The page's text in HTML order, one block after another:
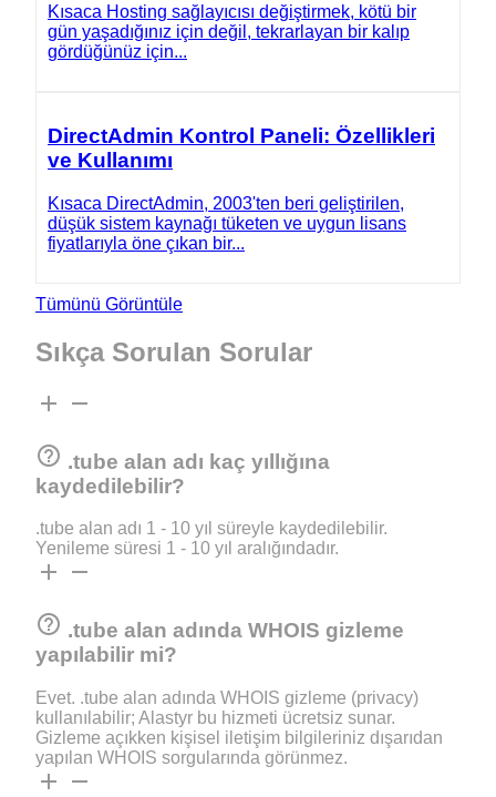
Kısaca Hosting sağlayıcısı değiştirmek, kötü bir
gün yaşadığınız için değil, tekrarlayan bir kalıp
gördüğünüz için...
DirectAdmin Kontrol Paneli: Özellikleri
ve Kullanımı
Kısaca DirectAdmin, 2003'ten beri geliştirilen,
düşük sistem kaynağı tüketen ve uygun lisans
fiyatlarıyla öne çıkan bir...
Tümünü Görüntüle
SıkçaSorulan Sorular
add remove
help_outline .tube alan adı kaç yıllığına
kaydedilebilir?
.tube alan adı 1 - 10 yıl süreyle kaydedilebilir.
Yenileme süresi 1 - 10 yıl aralığındadır.
add remove
help_outline .tube alan adında WHOIS gizleme
yapılabilir mi?
Evet. .tube alan adında WHOIS gizleme (privacy)
kullanılabilir; Alastyr bu hizmeti ücretsiz sunar.
Gizleme açıkken kişisel iletişim bilgileriniz dışarıdan
yapılan WHOIS sorgularında görünmez.
add remove